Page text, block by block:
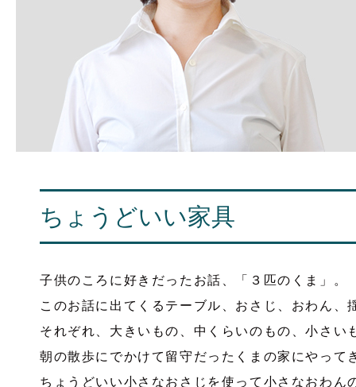
ちょうどいい家具
子供のころに好きだったお話、「３匹のくま」。
このお話に出てくるテーブル、おさじ、おわん
それぞれ、大きいもの、中くらいのもの、小さい
朝の散歩にでかけて留守だったくまの家にやっ
ちょうどいい小さなおさじを使って小さなおわ